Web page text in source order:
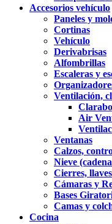
Accesorios vehículo
Paneles y
Cortinas
Vehículo
Derivabrisas
Alfombrillas
Escaleras y
Ventilación,
Air
Ventanas
Calzos,
Nieve
Cierres,
Cámaras y
Bases
Camas y
Cocina